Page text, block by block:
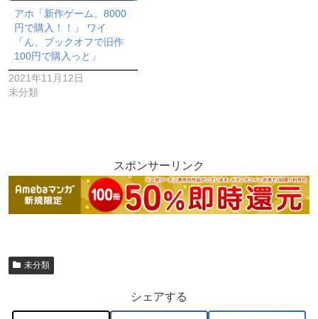
アホ「新作ゲーム、8000
円で購入！！」 ワイ
「ん、ブックオフで旧作
100円で購入っと」
2021年11月12日
未分類
スポンサーリンク
未分類
シェアする